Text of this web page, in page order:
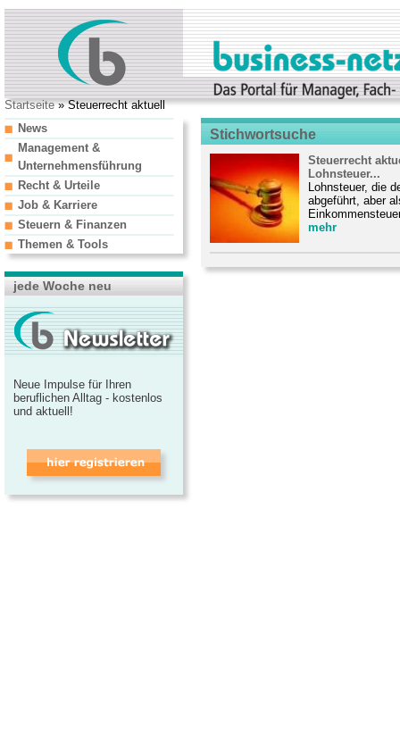
Startseite» Steuerrecht aktuell
Stichwortsuche
Steuerrecht
Lohnsteuer...
Lohnsteuer, die
abgeführt, aber
mehr
News
Management &
Unternehmensführung
Recht & Urteile
Job & Karriere
Steuern & Finanzen
Themen & Tools
jede Woche neu
Neue Impulse für Ihren
beruflichen Alltag - kostenlos
und aktuell!